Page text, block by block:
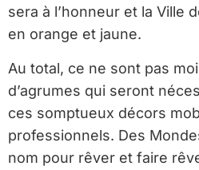
sera à l’honneur et la Ville
en orange et jaune.
Au total, ce ne sont pas
d’agrumes qui seront
ces somptueux décors
professionnels. Des
nom pour rêver et faire